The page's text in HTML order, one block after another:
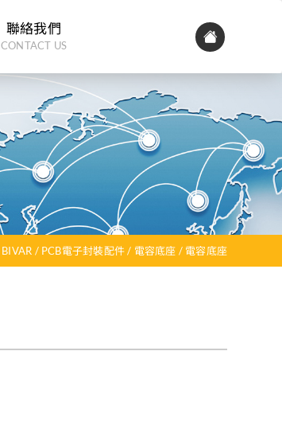
聯絡我們
CONTACT US
BIVAR PCB電子封裝配件 電容底座 電容底座